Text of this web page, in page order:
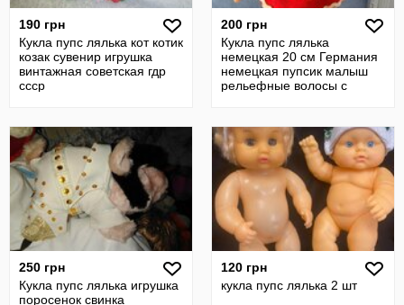
190 грн
Кукла пупс лялька кот котик
козак сувенир игрушка
винтажная советская гдр
ссср
200 грн
Кукла пупс лялька
немецкая 20 см Германия
немецкая пупсик малыш
рельефные волосы с
250 грн
Кукла пупс лялька игрушка
поросенок свинка
120 грн
кукла пупс лялька 2 шт